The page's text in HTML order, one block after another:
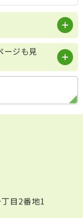
ージも見
目2番地1